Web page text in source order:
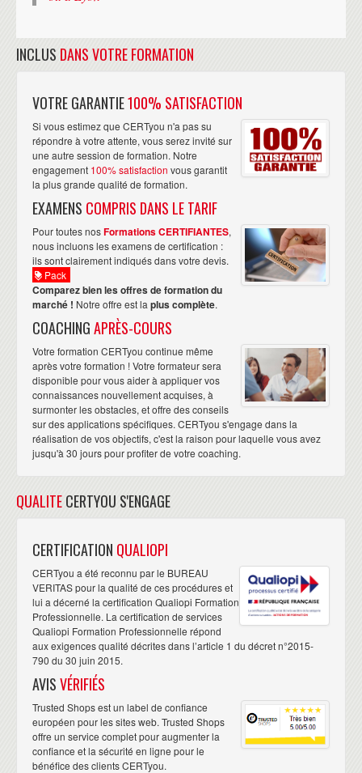
INCLUS DANS VOTRE FORMATION
VOTRE GARANTIE100% SATISFACTION
Si vous estimez que CERTyou n'a pas su
répondre à votre attente, vous serez invité sur
une autre session de formation. Notre
engagement 100% satisfaction vous garantit
la plus grande qualité de formation.
EXAMENS COMPRIS DANS LE TARIF
Pour toutes nosFormations CERTIFIANTES,
nous incluons les examens de certification :
ils sont clairement indiqués dans votre devis.
Pack
Comparez bien les offres de formation du
marché ! Notre offre est la plus complète.
COACHINGAPRÈS-COURS
Votre formation CERTyou continue même
après votre formation ! Votre formateur sera
disponible pour vous aider à appliquer vos
connaissances nouvellement acquises, à
surmonter les obstacles, et offre des conseils
sur des applications spécifiques. CERTyou s'engage dans la
réalisation de vos objectifs, c'est la raison pour laquelle vous avez
jusqu'à 30 jours pour profiter de votre coaching.
QUALITECERTYOU S'ENGAGE
CERTIFICATION QUALIOPI
CERTyou a été reconnu par le BUREAU
VERITAS pour la qualité de ces procédures et
lui a décerné la certification Qualiopi Formation
Professionnelle. La certification de services
Qualiopi Formation Professionnelle répond
aux exigences qualité décrites dans l’article 1 du décret n°2015-
790 du 30 juin 2015.
AVISVÉRIFIÉS
Trusted Shops est un label de confiance
européen pour les sites web. Trusted Shops
offre un service complet pour augmenter la
confiance et la sécurité en ligne pour le
bénéfice des clients CERTyou.